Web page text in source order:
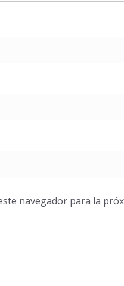
navegador para la